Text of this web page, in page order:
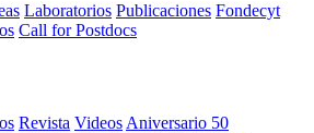
Laboratorios Publicaciones Fondecyt
Call for Postdocs
Revista Videos Aniversario 50